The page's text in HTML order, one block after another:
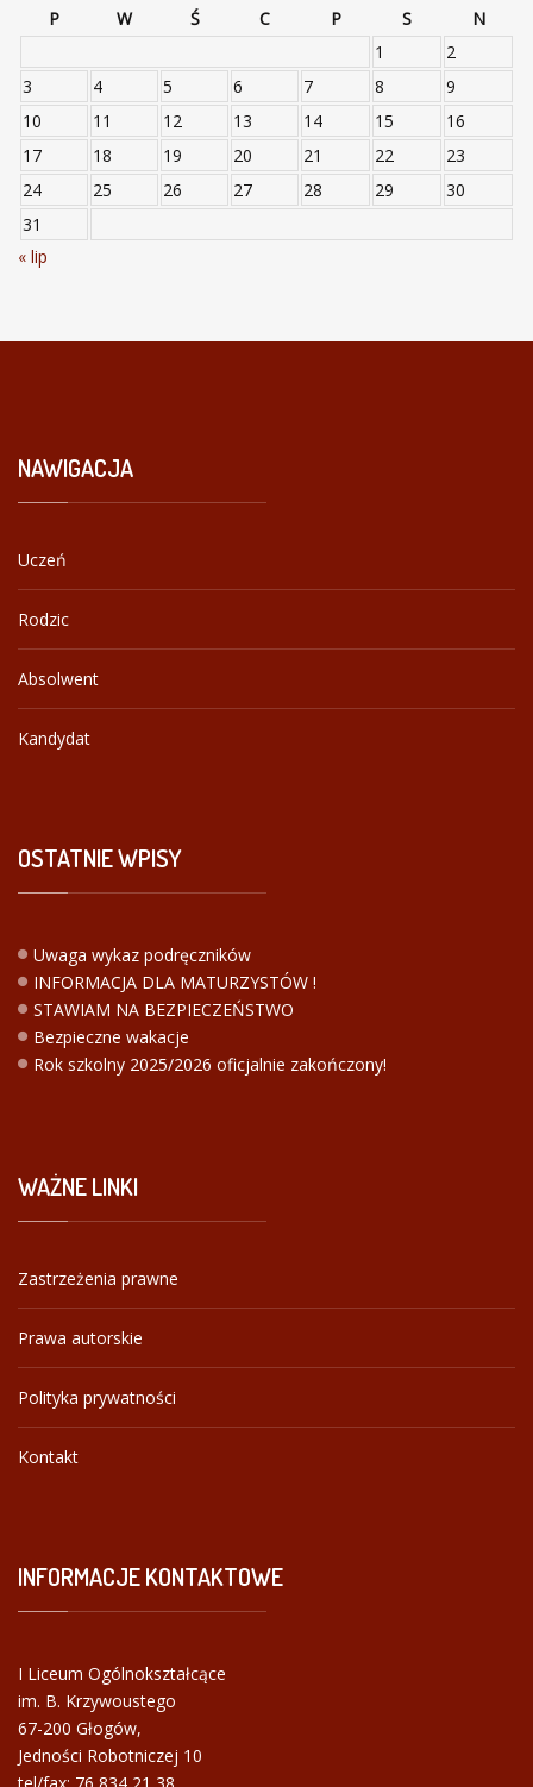
P
W Ś C P S
N
1
2
3
4 5 6 7 8
9
10
11 12 13 14 15
16
17
18 19 20 21 22
23
24
25 26 27 28 29
30
31
« lip
NAWIGACJA
Uczeń
Rodzic
Absolwent
Kandydat
OSTATNIEWPISY
Uwaga wykaz podręczników
INFORMACJA DLA MATURZYSTÓW !
STAWIAM NA BEZPIECZEŃSTWO
Bezpieczne wakacje
Rok szkolny 2025/2026 oficjalnie zakończony!
WAŻNELINKI
Zastrzeżenia prawne
Prawa autorskie
Polityka prywatności
Kontakt
INFORMACJEKONTAKTOWE
I Liceum Ogólnokształcące
im. B. Krzywoustego
67-200 Głogów,
Jedności Robotniczej 10